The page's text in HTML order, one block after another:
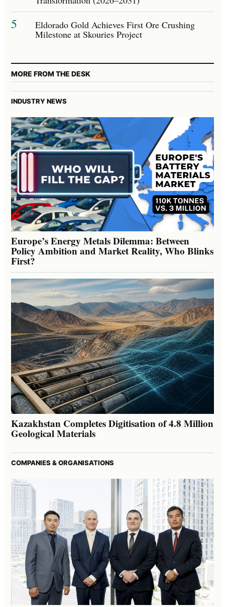
5 Eldorado Gold Achieves First Ore Crushing
Milestone at Skouries Project
MORE FROM THE DESK
INDUSTRY NEWS
Europe’s Energy Metals Dilemma: Between
Policy Ambition and Market Reality, Who Blinks
First?
Kazakhstan Completes Digitisation of 4.8 Million
Geological Materials
COMPANIES & ORGANISATIONS